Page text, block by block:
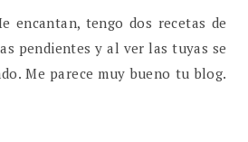
encantan, tengo dos recetas de
pendientes y al ver las tuyas se
Me parece muy bueno tu blog.